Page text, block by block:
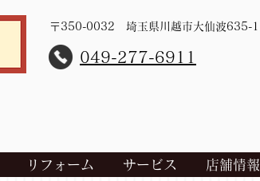
〒350-0032 埼玉県川越市大仙波635-1
​049-277-6911
リフォーム サービス 店舗情報